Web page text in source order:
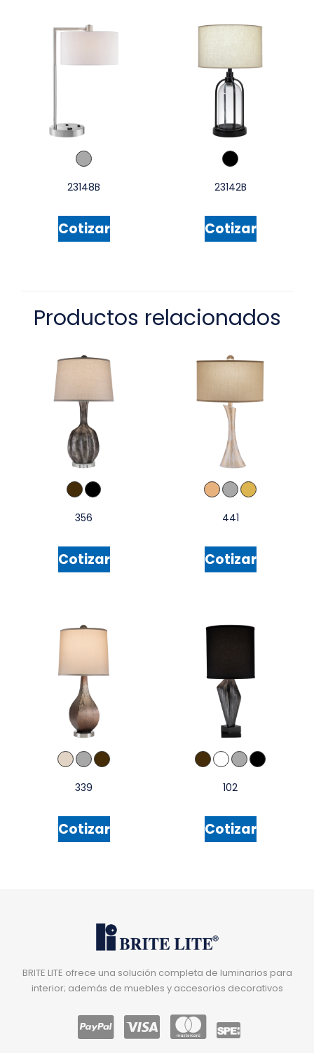
23148B
Cotizar
23142B
Cotizar
Productos relacionados
356
Cotizar
441
Cotizar
339
Cotizar
102
Cotizar
BRITE LITE ofrece una solución completa de luminarios para
interior; además de muebles y accesorios decorativos